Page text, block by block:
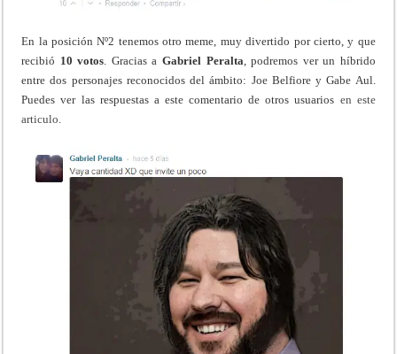
En la posición Nº2 tenemos otro meme, muy divertido por cierto, y que
recibió 10 votos. Gracias aGabriel Peralta, podremos ver un híbrido
entre dos personajes reconocidos del ámbito: Joe Belfiore y Gabe Aul.
Puedes ver las respuestas a este comentario de otros usuarios en este
articulo.